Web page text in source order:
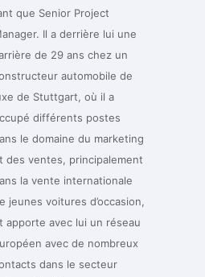
que Senior Project
Il a derrière lui une
de 29 ans chez un
automobile de
de Stuttgart, où il a
différents postes
le domaine du marketing
des ventes, principalement
la vente internationale
jeunes voitures d’occasion,
apporte avec lui un réseau
avec de nombreux
dans le secteur